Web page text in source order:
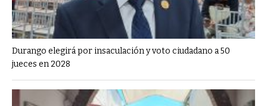
Durango elegirá por insaculación y voto ciudadano a 50
jueces en 2028